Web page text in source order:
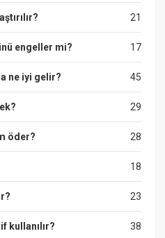
21
17
engeller mi?
45
ne iyi gelir?
29
28
öder?
18
23
38
kullanılır?